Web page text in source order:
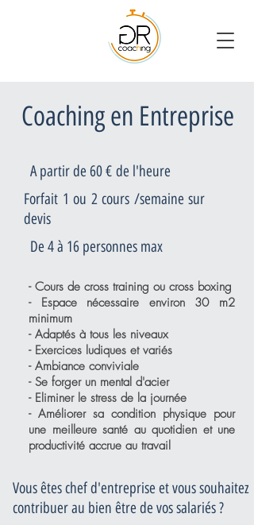
Coaching en Entreprise
A partir de 60 € de l'heure
Forfait 1 ou 2 cours /semaine sur
devis
De 4 à 16 personnes max
- Cours de cross training ou cross boxing
- Espace nécessaire environ 30 m2
minimum
- Adaptés à tous les niveaux
- Exercices ludiques et variés
- Ambiance conviviale
- Se forger un mental d'acier
- Eliminer le stress de la journée
- Améliorer sa condition physique pour
une meilleure santé au quotidien et une
productivité accrue au travail
Vous êtes chef d'entreprise et vous souhaitez
contribuer au bien être de vos salariés ?